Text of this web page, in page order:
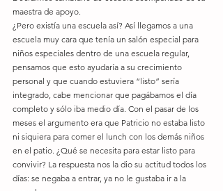
maestra de apoyo.
¿Pero existía una escuela así? Así llegamos a una
escuela muy cara que tenía un salón especial para
niños especiales dentro de una escuela regular,
pensamos que esto ayudaría a su crecimiento
personal y que cuando estuviera “listo” sería
integrado, cabe mencionar que pagábamos el día
completo y sólo iba medio día. Con el pasar de los
meses el argumento era que Patricio no estaba listo
ni siquiera para comer el lunch con los demás niños
en el patio. ¿Qué se necesita para estar listo para
convivir? La respuesta nos la dio su actitud todos los
días: se negaba a entrar, ya no le gustaba ir a la